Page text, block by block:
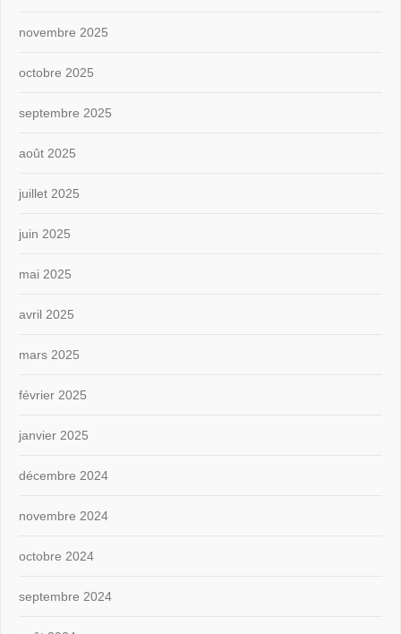
novembre 2025
octobre 2025
septembre 2025
août 2025
juillet 2025
juin 2025
mai 2025
avril 2025
mars 2025
février 2025
janvier 2025
décembre 2024
novembre 2024
octobre 2024
septembre 2024